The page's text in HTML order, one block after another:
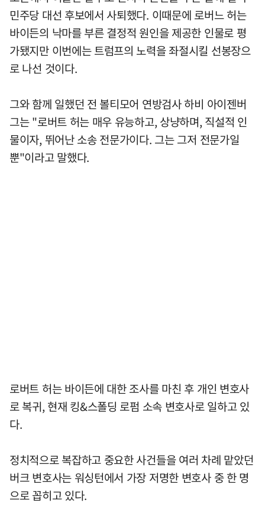
민주당 대선 후보에서 사퇴했다. 이때문에 로버느 허는
바이든의 낙마를 부른 결정적 원인을 제공한 인물로 평
가됐지만 이번에는 트럼프의 노력을 좌절시킬 선봉장으
로 나선 것이다.
그와 함께 일했던 전 볼티모어 연방검사 하비 아이젠버
그는 "로버트 허는 매우 유능하고, 상냥하며, 직설적 인
물이자, 뛰어난 소송 전문가이다. 그는 그저 전문가일
뿐"이라고 말했다.
로버트 허는 바이든에 대한 조사를 마친 후 개인 변호사
로 복귀, 현재 킹&스폴딩 로펌 소속 변호사로 일하고 있
다.
정치적으로 복잡하고 중요한 사건들을 여러 차례 맡았던
버크 변호사는 워싱턴에서 가장 저명한 변호사 중 한 명
으로 꼽히고 있다.